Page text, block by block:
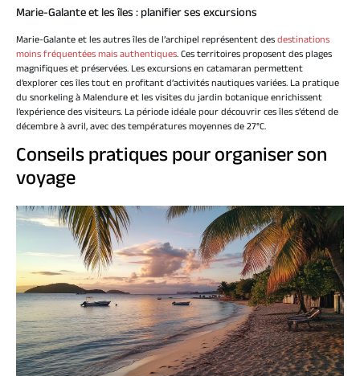
Marie-Galante et les îles : planifier ses excursions
Marie-Galante et les autres îles de l’archipel représentent desdestinations
moins fréquentées mais authentiques. Ces territoires proposent des plages
magnifiques et préservées. Les excursions en catamaran permettent
d’explorer ces îles tout en profitant d’activités nautiques variées. La pratique
du snorkeling à Malendure et les visites du jardin botanique enrichissent
l’expérience des visiteurs. La période idéale pour découvrir ces îles s’étend de
décembre à avril, avec des températures moyennes de 27°C.
Conseils pratiques pour organiser son
voyage